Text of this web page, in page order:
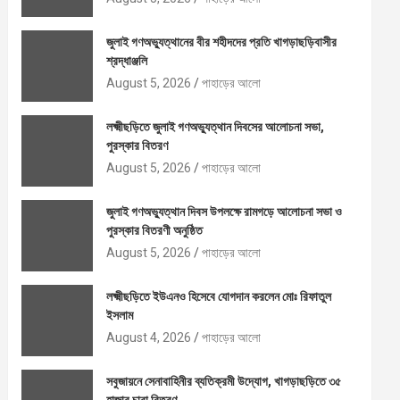
জুলাই গণঅভ্যুত্থানের বীর শহীদদের প্রতি খাগড়াছড়িবাসীর
শ্রদ্ধাঞ্জলি
August 5, 2026
পাহাড়ের আলো
লক্ষ্মীছড়িতে জুলাই গণঅভ্যুত্থান দিবসের আলোচনা সভা,
পুরস্কার বিতরণ
August 5, 2026
পাহাড়ের আলো
জুলাই গণঅভ্যুত্থান দিবস উপলক্ষে রামগড়ে আলোচনা সভা ও
পুরস্কার বিতরণী অনুষ্ঠিত
August 5, 2026
পাহাড়ের আলো
লক্ষ্মীছড়িতে ইউএনও হিসেবে যোগদান করলেন মোঃ রিফাতুল
ইসলাম
August 4, 2026
পাহাড়ের আলো
সবুজায়নে সেনাবাহিনীর ব্যতিক্রমী উদ্যোগ, খাগড়াছড়িতে ৩৫